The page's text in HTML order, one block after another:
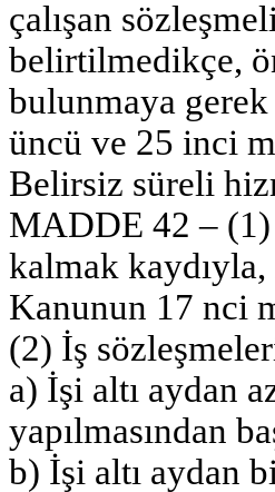
çalışan
belirtilmedikçe,
bulunmaya
üncü ve 25 inci
Belirsiz süreli
MADDE 42 – (1)
kalmak
Kanunun 17 nci
(2) İş
a) İşi altı aydan
yapılmasından
b) İşi altı aydan